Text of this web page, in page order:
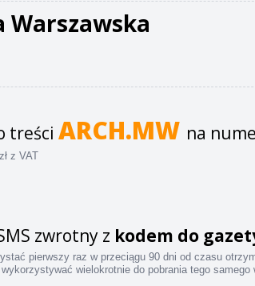
treści ARCH.MW na
z VAT
zwrotny z kodem do
pierwszy raz w przeciągu 90 dni od czasu
wielokrotnie do pobrania tego samego